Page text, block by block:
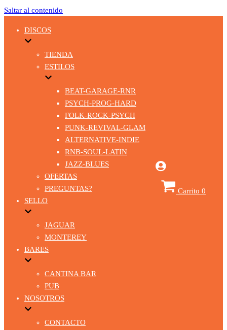
Saltar al contenido
DISCOS
TIENDA
ESTILOS
BEAT-GARAGE-RNR
PSYCH-PROG-HARD
FOLK-ROCK-PSYCH
PUNK-REVIVAL-GLAM
ALTERNATIVE-INDIE
RNB-SOUL-LATIN
JAZZ-BLUES
OFERTAS
PREGUNTAS?
SELLO
JAGUAR
MONTEREY
BARES
CANTINA BAR
PUB
NOSOTROS
CONTACTO
Carrito 0